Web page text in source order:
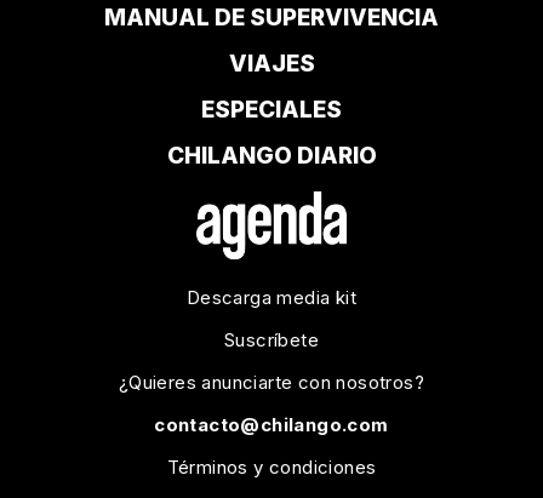
MANUAL DE SUPERVIVENCIA
VIAJES
ESPECIALES
CHILANGO DIARIO
Descarga media kit
Suscríbete
¿Quieres anunciarte con nosotros?
contacto@chilango.com
Términos y condiciones